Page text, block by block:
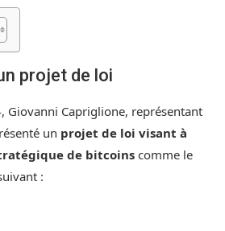
projet de loi
Giovanni Capriglione, représentant
un projet de loi visant à
de bitcoins comme le
: